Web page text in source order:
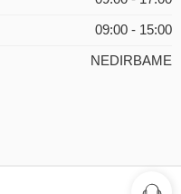
09:00 - 15:00
NEDIRBAME